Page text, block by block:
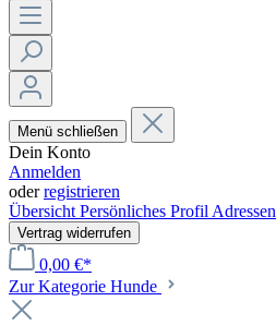
Menü schließen
Dein Konto
Anmelden
oderregistrieren
Übersicht Persönliches Profil Adressen
Vertrag widerrufen
0,00 €*
Zur Kategorie Hunde